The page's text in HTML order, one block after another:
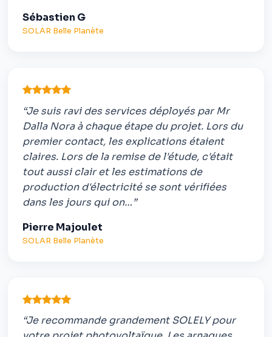
Sébastien G
SOLAR Belle Planète
“Je suis ravi des services déployés par Mr
Dalla Nora à chaque étape du projet. Lors du
premier contact, les explications étaient
claires. Lors de la remise de l'étude, c'était
tout aussi clair et les estimations de
production d'électricité se sont vérifiées
dans les jours qui on…”
Pierre Majoulet
SOLAR Belle Planète
“Je recommande grandement SOLELY pour